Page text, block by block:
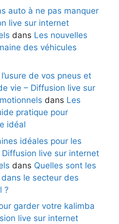
auto à ne pas manquer
live sur internet
dans Les nouvelles
des véhicules
de vos pneus et
vie – Diffusion live sur
dans Les
pratique pour
idéal
idéales pour les
live sur internet
dans Quelles sont les
le secteur des
?
garder votre kalimba
live sur internet